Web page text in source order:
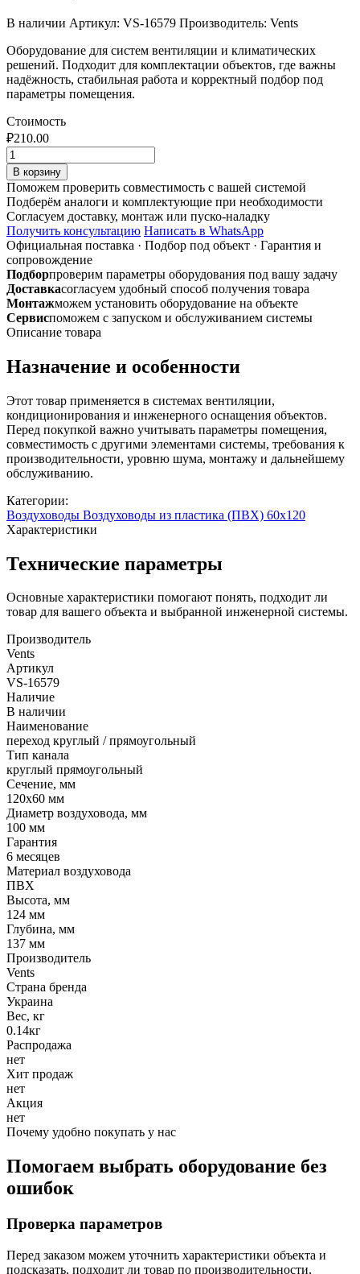
В наличии Артикул: VS-16579 Производитель: Vents
Оборудование для систем вентиляции и климатических
решений. Подходит для комплектации объектов, где важны
надёжность, стабильная работа и корректный подбор под
параметры помещения.
Стоимость
₽210.00
Количество
товара
7112
60х120
с
ф100
соединитель
прямой
симметричный
В корзину
Поможем проверить совместимость с вашей системой
Подберём аналоги и комплектующие при необходимости
Согласуем доставку, монтаж или пуско-наладку
Получить консультацию Написать в WhatsApp
Официальная поставка · Подбор под объект · Гарантия и
сопровождение
Подборпроверим параметры оборудования под вашу задачу
Доставкасогласуем удобный способ получения товара
Монтажможем установить оборудование на объекте
Сервиспоможем с запуском и обслуживанием системы
Описание товара
Назначение и особенности
Этот товар применяется в системах вентиляции,
кондиционирования и инженерного оснащения объектов.
Перед покупкой важно учитывать параметры помещения,
совместимость с другими элементами системы, требования к
производительности, уровню шума, монтажу и дальнейшему
обслуживанию.
Категории:
Воздуховоды Воздуховоды из пластика (ПВХ) 60х120
Характеристики
Технические параметры
Основные характеристики помогают понять, подходит ли
товар для вашего объекта и выбранной инженерной системы.
Производитель
Vents
Артикул
VS-16579
Наличие
В наличии
Наименование
переход круглый / прямоугольный
Тип канала
круглый прямоугольный
Сечение, мм
120x60 мм
Диаметр воздуховода, мм
100 мм
Гарантия
6 месяцев
Материал воздуховода
ПВХ
Высота, мм
124 мм
Глубина, мм
137 мм
Производитель
Vents
Страна бренда
Украина
Вес, кг
0.14кг
Распродажа
нет
Хит продаж
нет
Акция
нет
Почему удобно покупать у нас
Помогаем выбрать оборудование без
ошибок
Проверка параметров
Перед заказом можем уточнить характеристики объекта и
подсказать, подходит ли товар по производительности,